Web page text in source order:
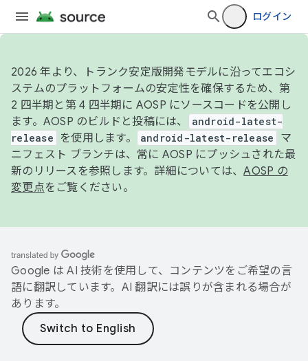
ログイン
2026 年より、トランク安定版開発モデルに沿ってエコシ
ステムのプラットフォームの安定性を確保するため、第
2 四半期と第 4 四半期に AOSP にソースコードを公開し
ます。AOSP のビルドと投稿には、
android-latest-
release
を使用します。 android-latest-release
マ
ニフェスト ブランチは、常に AOSP にプッシュされた最
新のリリースを参照します。詳細については、AOSP の
変更点をご覧ください。
Google は AI 技術を使用して、コンテンツをご希望の言
語に翻訳しています。AI 翻訳には誤りが含まれる場合が
あります。